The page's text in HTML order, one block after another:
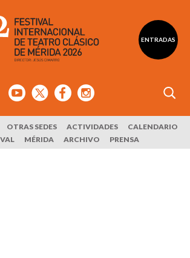
ENTRADAS
OTRAS SEDES ACTIVIDADES
CALENDARIO
MÉRIDA ARCHIVO PRENSA